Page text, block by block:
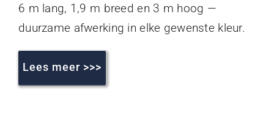
6 m lang, 1,9 m breed en 3 m hoog —
duurzame afwerking in elke gewenste kleur.
Lees meer >>>